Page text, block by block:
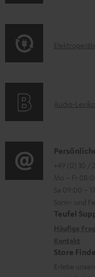
r
d
A
r
i
e
n
z
u
r
a
r
E
t
g
e
r
ä
t
ü
A
i
o
-
L
e
k
o
Audio-
K
o
n
t
a
d
+49 (0) 30 /
Mo – Fr
Sa 09:00 –
Sonn- und
Teufel
Store
Erlebe